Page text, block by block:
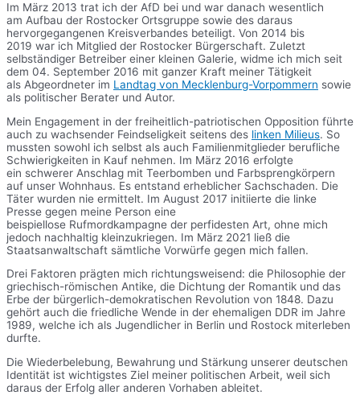
Im März 2013 trat ich der AfD bei und war danach wesentlich
am Aufbau der Rostocker Ortsgruppe sowie des daraus
hervorgegangenen Kreisverbandes beteiligt. Von 2014 bis
2019 war ich Mitglied der Rostocker Bürgerschaft. Zuletzt
selbständiger Betreiber einer kleinen Galerie, widme ich mich seit
dem 04. September 2016 mit ganzer Kraft meiner Tätigkeit
als Abgeordneter im Landtag von Mecklenburg-Vorpommern sowie
als politischer Berater und Autor.
Mein Engagement in der freiheitlich-patriotischen Opposition führte
auch zu wachsender Feindseligkeit seitens des linken Milieus. So
mussten sowohl ich selbst als auch Familienmitglieder berufliche
Schwierigkeiten in Kauf nehmen. Im März 2016 erfolgte
ein schwerer Anschlag mit Teerbomben und Farbsprengkörpern
auf unser Wohnhaus. Es entstand erheblicher Sachschaden. Die
Täter wurden nie ermittelt. Im August 2017 initiierte die linke
Presse gegen meine Person eine
beispiellose Rufmordkampagne der perfidesten Art, ohne mich
jedoch nachhaltig kleinzukriegen. Im März 2021 ließ die
Staatsanwaltschaft sämtliche Vorwürfe gegen mich fallen.
Drei Faktoren prägten mich richtungsweisend: die Philosophie der
griechisch-römischen Antike, die Dichtung der Romantik und das
Erbe der bürgerlich-demokratischen Revolution von 1848. Dazu
gehört auch die friedliche Wende in der ehemaligen DDR im Jahre
1989, welche ich als Jugendlicher in Berlin und Rostock miterleben
durfte.
Die Wiederbelebung, Bewahrung und Stärkung unserer deutschen
Identität ist wichtigstes Ziel meiner politischen Arbeit, weil sich
daraus der Erfolg aller anderen Vorhaben ableitet.